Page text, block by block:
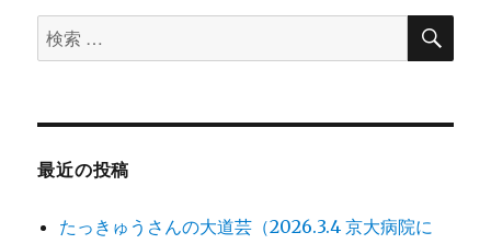
検
索
象:
検
最近の投稿
たっきゅうさんの大道芸（2026.3.4 京大病院に